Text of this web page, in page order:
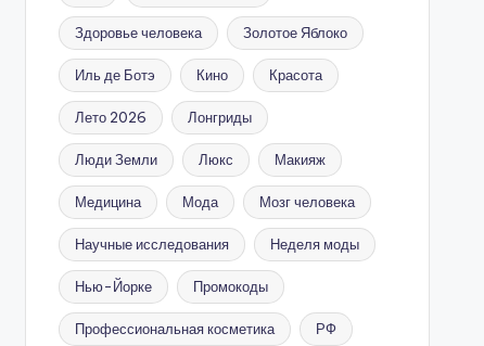
Здоровье человека Золотое Яблоко
Иль де Ботэ Кино Красота
Лето 2026 Лонгриды
Люди Земли Люкс Макияж
Медицина Мода Мозг человека
Научные исследования Неделя моды
Нью-Йорке Промокоды
Профессиональная косметика РФ